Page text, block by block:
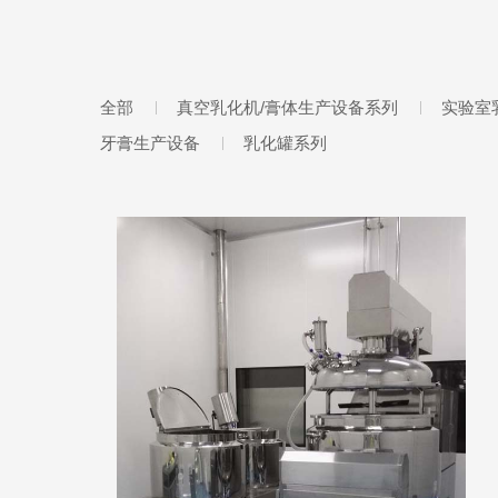
全部 真空乳化机/膏体生产设备系列
实验室
牙膏生产设备
乳化罐系列